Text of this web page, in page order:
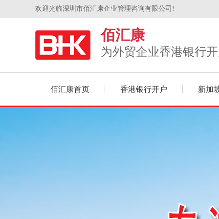
欢迎光临深圳市佰汇康企业管理咨询有限公司!
佰汇康
为外贸企业香港银行
佰汇康首页 香港银行开户 新加